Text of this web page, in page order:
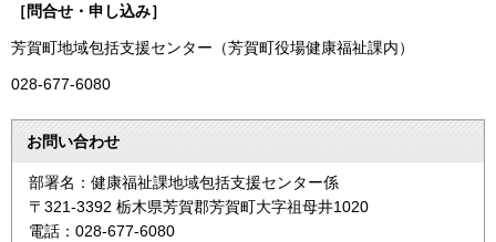
［問合せ・申し込み］
芳賀町地域包括支援センター（芳賀町役場健康福祉課内）
028-677-6080
お問い合わせ
部署名：健康福祉課地域包括支援センター係
〒321-3392 栃木県芳賀郡芳賀町大字祖母井1020
電話：028-677-6080